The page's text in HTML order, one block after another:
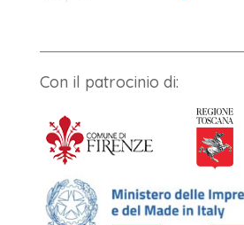
Con il patrocinio di: